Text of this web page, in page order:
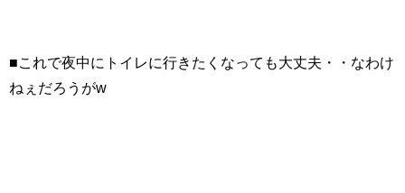
■これで夜中にトイレに行きたくなっても大丈夫・・なわけ
ねぇだろうがw